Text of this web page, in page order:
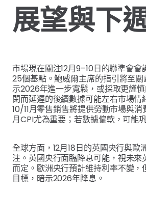
展望與下
市場現在關注12月9–10日的聯準會
25個基點。鮑威爾主席的指引將至
示2026年進一步寬鬆，或採取更謹
閉而延遲的後續數據可能左右市場情
10/11月零售銷售將提供勞動市場與消
月CPI尤為重要；若數據偏軟，可能
全球方面，12月18日的英國央行與歐
注。英國央行面臨降息可能，視未來
而定。歐洲央行預計維持利率不變，
目標，暗示2026年降息。